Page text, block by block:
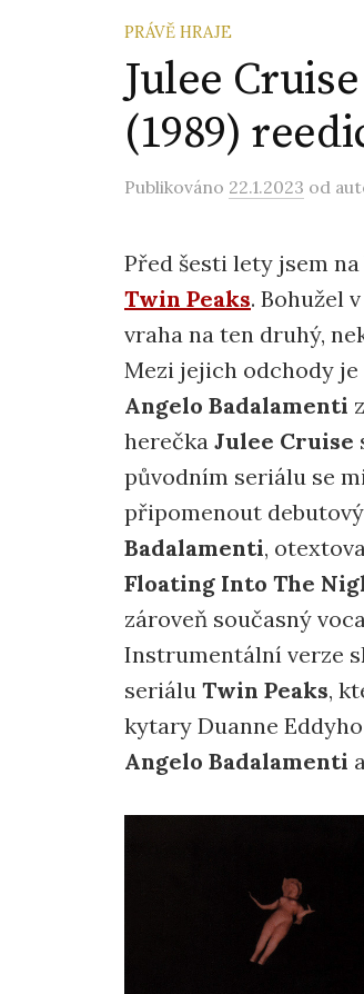
PRÁVĚ HRAJE
Julee
(1989)
Publikováno 22.1.2023 od
Před šesti lety jsem
Twin Peaks. Bohužel
vraha na ten druhý,
Mezi jejich odchody
Angelo Badalamenti
herečka Julee Cruise
původním seriálu se
připomenout
Badalamenti,
Floating Into The
zároveň současný
Instrumentální verze
seriálu Twin Peaks,
kytary Duanne
Angelo Badalamenti